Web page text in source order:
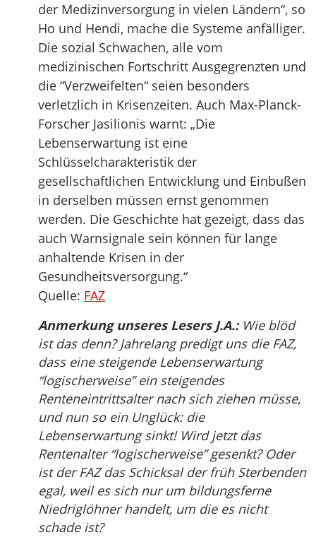
der Medizinversorgung in vielen Ländern“, so
Ho und Hendi, mache die Systeme anfälliger.
Die sozial Schwachen, alle vom
medizinischen Fortschritt Ausgegrenzten und
die “Verzweifelten“ seien besonders
verletzlich in Krisenzeiten. Auch Max-Planck-
Forscher Jasilionis warnt: „Die
Lebenserwartung ist eine
Schlüsselcharakteristik der
gesellschaftlichen Entwicklung und Einbußen
in derselben müssen ernst genommen
werden. Die Geschichte hat gezeigt, dass das
auch Warnsignale sein können für lange
anhaltende Krisen in der
Gesundheitsversorgung.“
Quelle: FAZ
Anmerkung unseres Lesers J.A.:Wie blöd
ist das denn? Jahrelang predigt uns die FAZ,
dass eine steigende Lebenserwartung
“logischerweise” ein steigendes
Renteneintrittsalter nach sich ziehen müsse,
und nun so ein Unglück: die
Lebenserwartung sinkt! Wird jetzt das
Rentenalter “logischerweise” gesenkt? Oder
ist der FAZ das Schicksal der früh Sterbenden
egal, weil es sich nur um bildungsferne
Niedriglöhner handelt, um die es nicht
schade ist?